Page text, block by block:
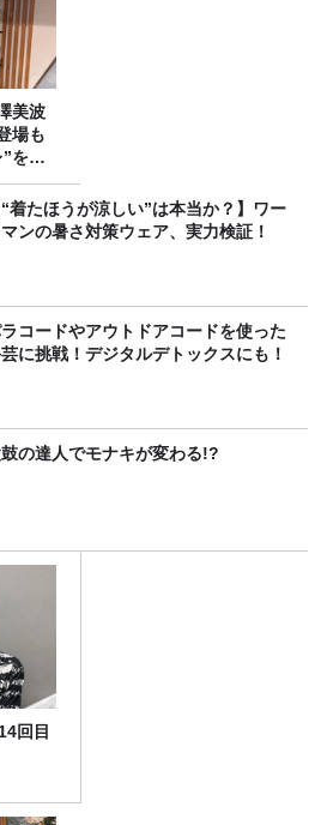
場も
を喰
“着たほうが涼しい”は本当か？】ワー
ンの暑さ対策ウェア、実力検証！
コードやアウトドアコードを使った
に挑戦！デジタルデトックスにも！
の達人でモナキが変わる!?
回目